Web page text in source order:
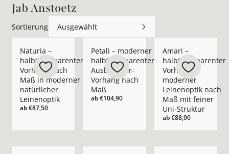
Jab Anstoetz
Sortierung Ausgewählt
Naturia –
halbtransparenter
Vorhang nach
Maß in moderner
natürlicher
Leinenoptik
ab€87,50
Petali – moderner
halbtransparenter
Ausbrenner-
Vorhang nach
Maß
ab€104,90
Amari –
halbtransparenter
Vorhang in
moderner
Leinenoptik nach
Maß mit feiner
Uni-Struktur
ab€88,90